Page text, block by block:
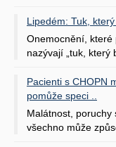
Lipedém: Tuk,
Onemocnění, které
nazývají „tuk, který
Pacienti s CHOPN
pomůže speci ..
Malátnost,
všechno může